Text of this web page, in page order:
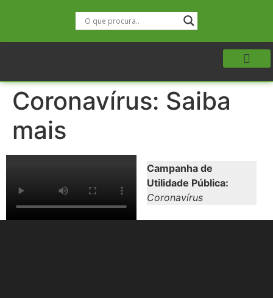
Coronavírus: Saiba
mais
Campanha de
Utilidade Pública:
Coronavírus